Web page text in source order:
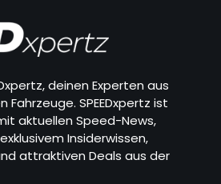
deinen Experten aus
SPEEDxpertz ist
aktuellen Speed-News,
Insiderwissen,
attraktiven Deals aus der